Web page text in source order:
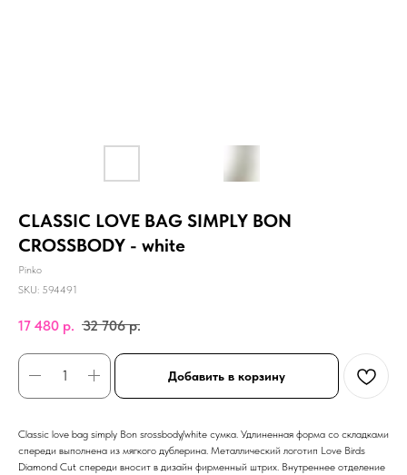
CLASSIC LOVE BAG SIMPLY BON
CROSSBODY - white
Pinko
SKU: 594491
17 480 р. 32 706 р.
Добавить в корзину
Classic love bag simply Bon srossbody/white сумка. Удлиненная форма со складками
спереди выполнена из мягкого дублерина. Металлический логотип Love Birds
Diamond Cut спереди вносит в дизайн фирменный штрих. Внутреннее отделение